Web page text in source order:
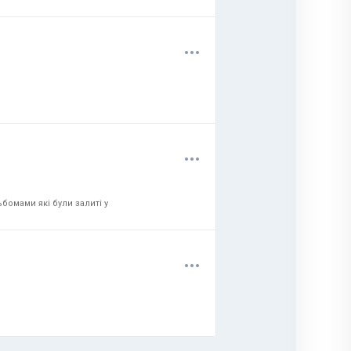
...
...
які були залиті у
...